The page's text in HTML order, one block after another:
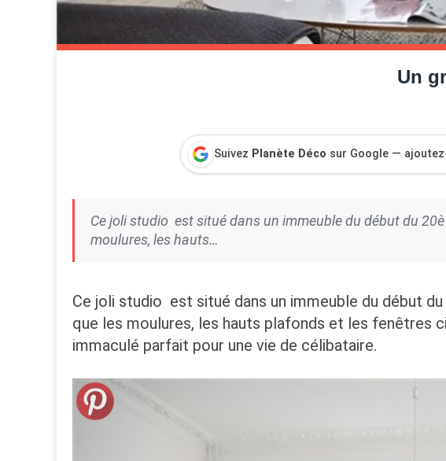
Un
Suivez Planète Déco sur Google —
Ce joli studio est situé dans un immeuble du début du
moulures, les hauts…
Ce joli studio est situé dans un immeuble du début
que les moulures, les hauts plafonds et les fenêtres
immaculé parfait pour une vie de célibataire.